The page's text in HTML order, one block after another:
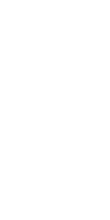
προσδίδει στο αρμονικό
TECNOLUMEN - ένα
βασίζεται εξ ολοκλήρου
Wagenfeld ήταν το
τα μοντέλα του Wilhelm
στο πρόγραμμά της